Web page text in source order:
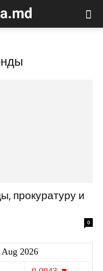
прокуратуру и
0
2026